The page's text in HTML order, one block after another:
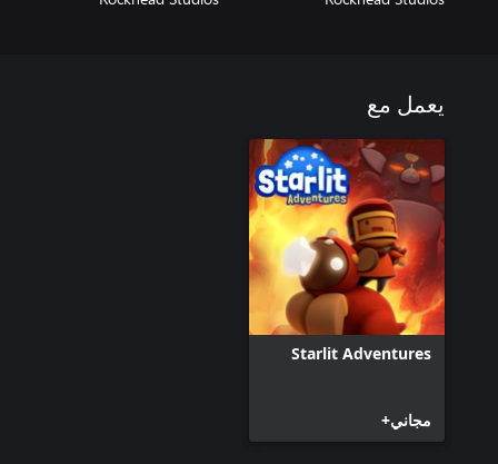
يعمل مع
Starlit Adventures
مجاني+